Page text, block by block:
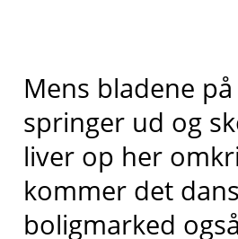
Mens bladene
springer ud og
liver op her
kommer det
boligmarked